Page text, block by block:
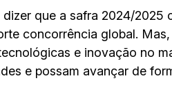
dizer que a safra 2024/
concorrência global.
e inovação no
e possam avançar de